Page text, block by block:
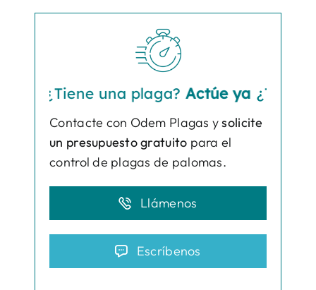
¿Tiene una plaga?Actúe ya ¿Tiene una
Contacte con Odem Plagas ysolicite
un presupuesto gratuito para el
control de plagas de palomas.
Llámenos
Escríbenos